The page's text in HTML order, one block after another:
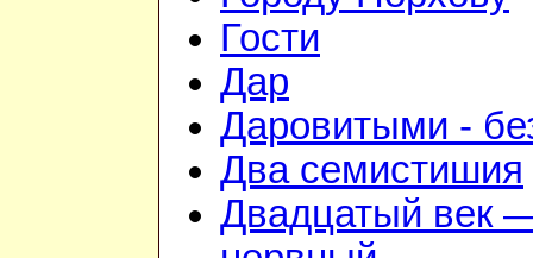
Гости
Дар
Даровитыми -
Два семистишия
Двадцатый век